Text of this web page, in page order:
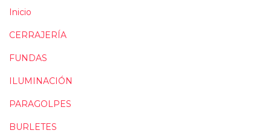
Inicio
CERRAJERÍA
FUNDAS
ILUMINACIÓN
PARAGOLPES
BURLETES